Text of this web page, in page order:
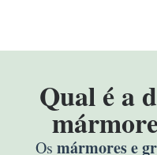
Qual é a
Os mármores e